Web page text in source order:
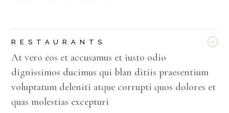
RESTAURANTS _
At vero eos et accusamus et iusto odio
dignissimos ducimus qui blan ditiis praesentium
voluptatum deleniti atque corrupti quos dolores et
quas molestias excepturi